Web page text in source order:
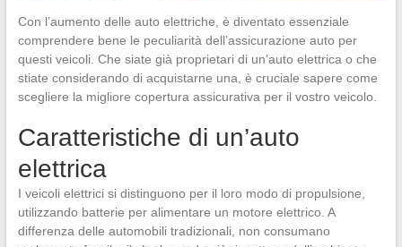
Con l’aumento delle auto elettriche, è diventato essenziale
comprendere bene le peculiarità dell’assicurazione auto per
questi veicoli. Che siate già proprietari di un’auto elettrica o che
stiate considerando di acquistarne una, è cruciale sapere come
scegliere la migliore copertura assicurativa per il vostro veicolo.
Caratteristiche di un’auto
elettrica
I veicoli elettrici si distinguono per il loro modo di propulsione,
utilizzando batterie per alimentare un motore elettrico. A
differenza delle automobili tradizionali, non consumano